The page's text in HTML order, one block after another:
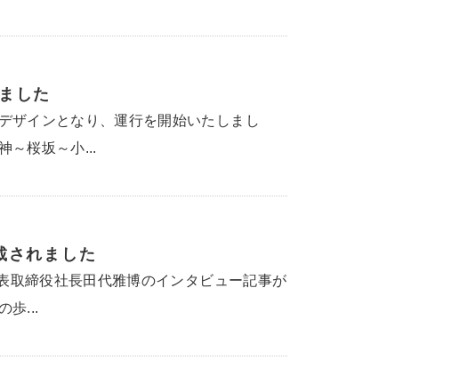
した
ザインとなり、運行を開始いたしまし
～桜坂～小...
されました
取締役社長田代雅博のインタビュー記事が
歩...